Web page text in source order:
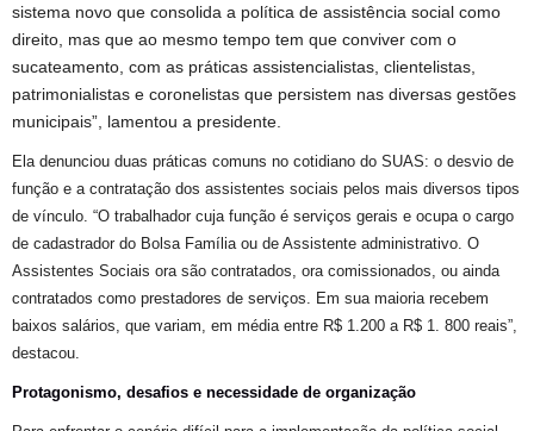
sistema novo que consolida a política de assistência social como
direito, mas que ao mesmo tempo tem que conviver com o
sucateamento, com as práticas assistencialistas , clientelistas,
patrimonialistas e coronelistas que persistem nas diversas gestões
municipais”, lamentou a presidente.
Ela denunciou duas práticas comuns no cotidiano do SUAS: o desvio de
função e a contratação dos assistentes sociais pelos mais diversos tipos
de vínculo. “O trabalhador cuja função é serviços gerais e ocupa o cargo
de cadastrador do Bolsa Famí lia ou de Assistente administrativo. O
Assistentes Sociais ora são contratados, ora comissionados, ou ainda
contratados como prestadores de serviços. Em sua maioria recebem
baixos sal ários, que variam, em média entre R$ 1.200 a R$ 1. 800 reais”,
destacou.
Protagonismo, desafios e necessidade de organização